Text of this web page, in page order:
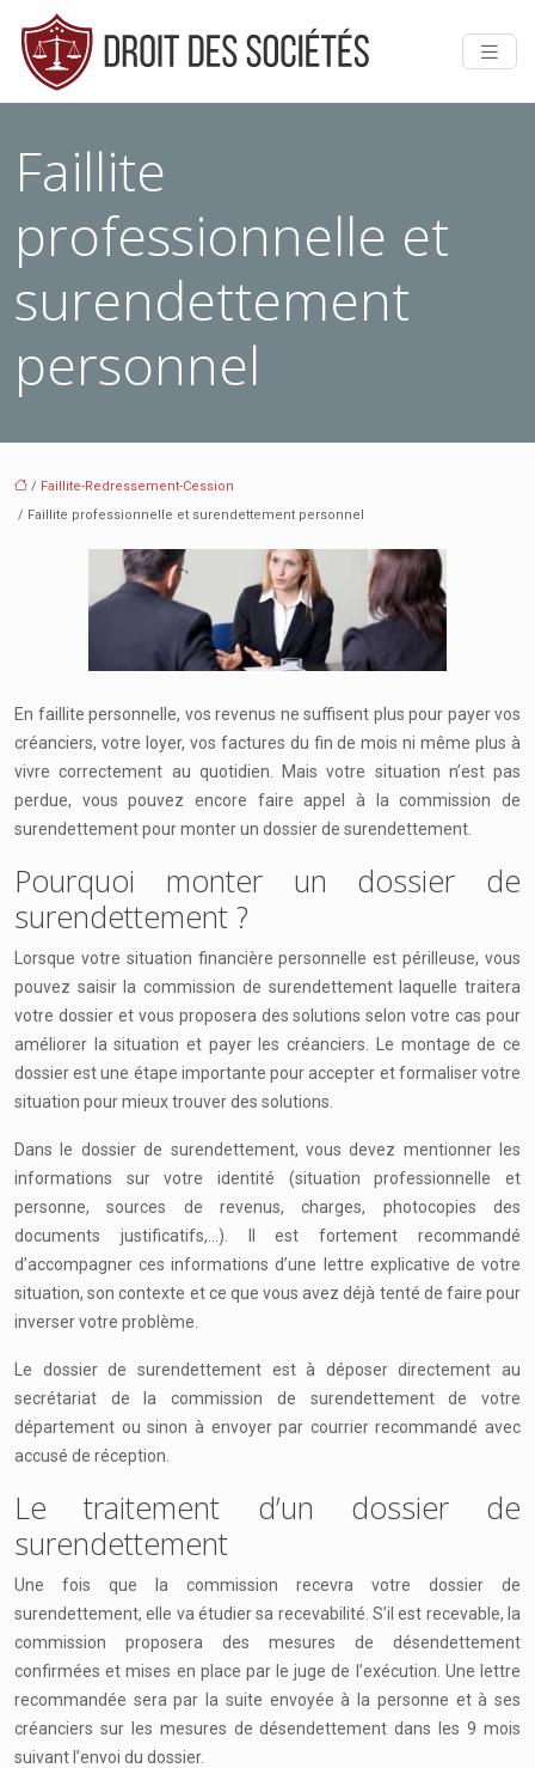
Faillite
professionnelle et
surendettement
personnel
/ Faillite-Redressement-Cession
/ Faillite professionnelle et surendettement personnel
En faillite personnelle, vos revenus ne suffisent plus pour payer vos
créanciers, votre loyer, vos factures du fin de mois ni même plus à
vivre correctement au quotidien. Mais votre situation n’est pas
perdue, vous pouvez encore faire appel à la commission de
surendettement pour monter un dossier de surendettement.
Pourquoi monter un dossier de
surendettement ?
Lorsque votre situation financière personnelle est périlleuse, vous
pouvez saisir la commission de surendettement laquelle traitera
votre dossier et vous proposera des solutions selon votre cas pour
améliorer la situation et payer les créanciers. Le montage de ce
dossier est une étape importante pour accepter et formaliser votre
situation pour mieux trouver des solutions.
Dans le dossier de surendettement, vous devez mentionner les
informations sur votre identité (situation professionnelle et
personne, sources de revenus, charges, photocopies des
documents justificatifs,…). Il est fortement recommandé
d’accompagner ces informations d’une lettre explicative de votre
situation, son contexte et ce que vous avez déjà tenté de faire pour
inverser votre problème.
Le dossier de surendettement est à déposer directement au
secrétariat de la commission de surendettement de votre
département ou sinon à envoyer par courrier recommandé avec
accusé de réception.
Le traitement d’un dossier de
surendettement
Une fois que la commission recevra votre dossier de
surendettement, elle va étudier sa recevabilité. S’il est recevable, la
commission proposera des mesures de désendettement
confirmées et mises en place par le juge de l’exécution. Une lettre
recommandée sera par la suite envoyée à la personne et à ses
créanciers sur les mesures de désendettement dans les 9 mois
suivant l’envoi du dossier.